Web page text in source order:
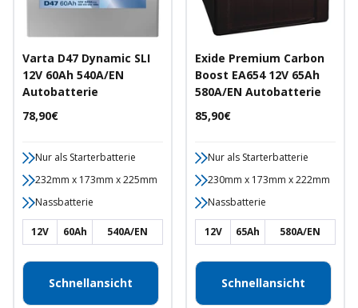
Varta D47 Dynamic SLI
12V 60Ah 540A/EN
Autobatterie
Angebotspreis
78,90€
Nur als Starterbatterie
232mm x 173mm x 225mm
Nassbatterie
12V 60Ah 540A/EN
Schnellansicht
Exide Premium Carbon
Boost EA654 12V 65Ah
580A/EN Autobatterie
Angebotspreis
85,90€
Nur als Starterbatterie
230mm x 173mm x 222mm
Nassbatterie
12V 65Ah 580A/EN
Schnellansicht